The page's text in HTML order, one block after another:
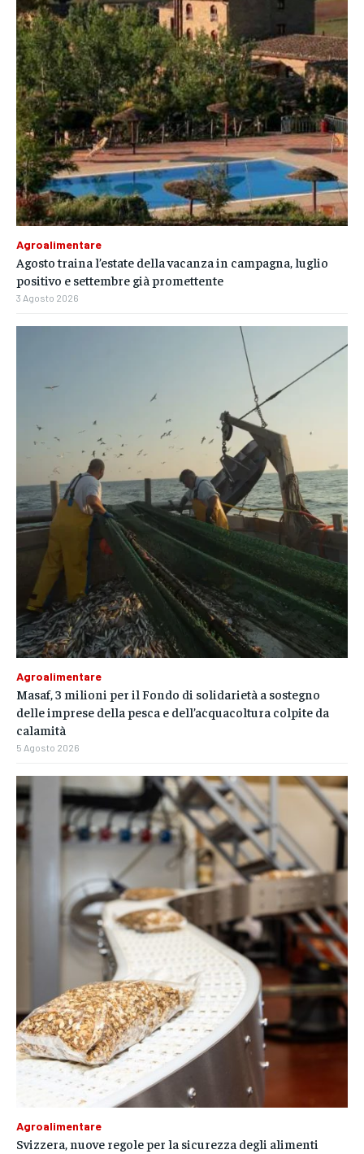
Agroalimentare
Agosto traina l’estate della vacanza in campagna, luglio
positivo e settembre già promettente
3 Agosto 2026
Agroalimentare
Masaf, 3 milioni per il Fondo di solidarietà a sostegno
delle imprese della pesca e dell’acquacoltura colpite da
calamità
5 Agosto 2026
Agroalimentare
Svizzera, nuove regole per la sicurezza degli alimenti